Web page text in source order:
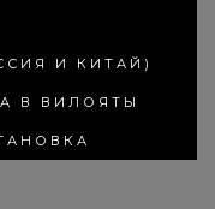
И КИТАЙ)
В ВИЛОЯТЫ